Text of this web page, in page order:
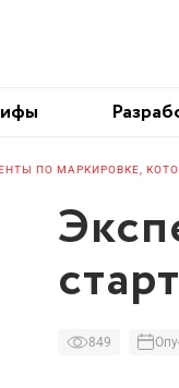
ПО МАРКИРОВКЕ,
849